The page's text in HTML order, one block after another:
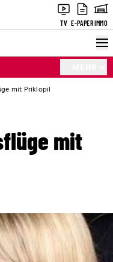
TV E-PAPERIMMO
mit Priklopil
mit